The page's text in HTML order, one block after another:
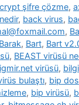
şifre çözme,
, back virus,
,
Barak, Bart, Bart
, BEAST virüsü
virüsü,
bulaştı, bip
, bip virüsü,